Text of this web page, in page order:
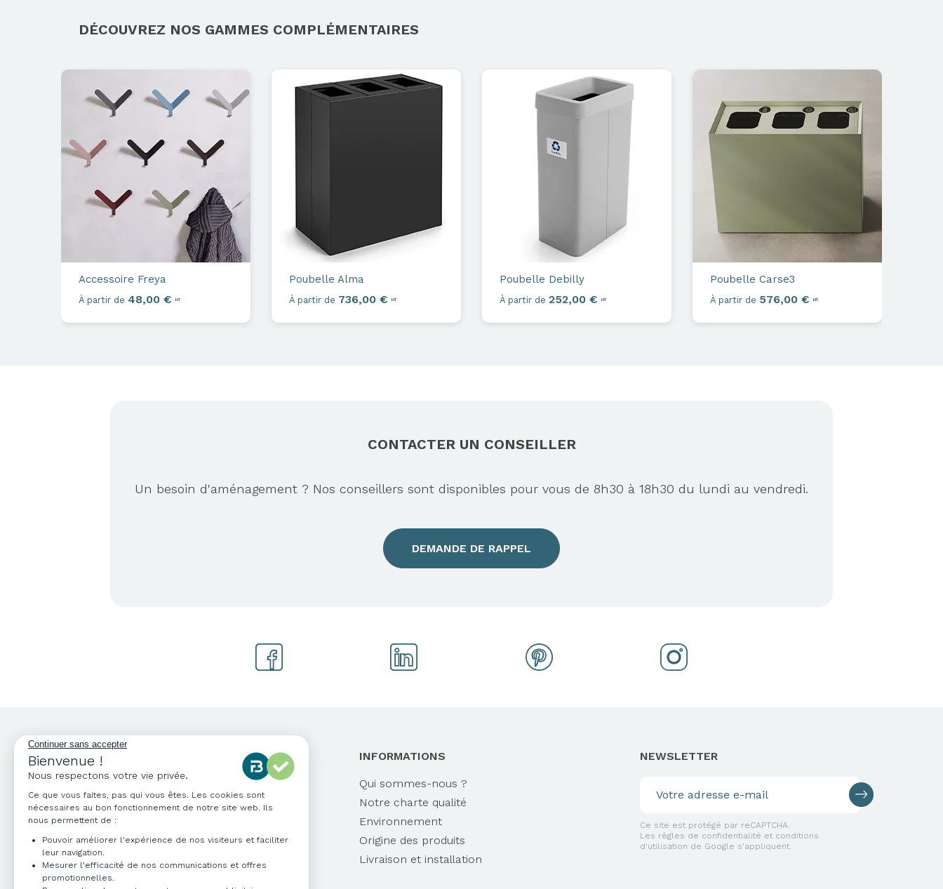
DÉCOUVREZ NOS GAMMES COMPLÉMENTAIRES
Accessoire Freya
À partir de 48,00 € HT
Poubelle Alma
À partir de 736,00 € HT
Poubelle Debilly
À partir de 252,00 € HT
Poubelle Carse3
À partir de 576,00 € HT
CONTACTER UN CONSEILLER
Un besoin d'aménagement ? Nos conseillers sont disponibles pour vous de 8h30 à 18h30 du lundi au vendredi.
DEMANDE DE RAPPEL
NEWSLETTER
Ce site est protégé par reCAPTCHA.
Les règles de confidentialité et conditions
d'utilisation de Google s'appliquent.
NOS COORDONNÉES
04 76 96 82 06
info@francebureau.com
ZI Technisud,
109 rue Hilaire de Chardonnet
38100 Grenoble
INFORMATIONS
Qui sommes-nous ?
Notre charte qualité
Environnement
Origine des produits
Livraison et installation